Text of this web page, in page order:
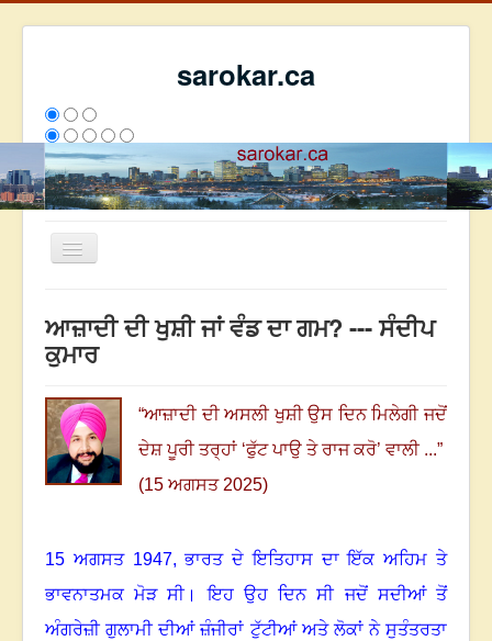
sarokar.ca
Toggle
ਰਚਨਾਵਾਂ
ਸੰਪਰਕ
We have 122 guests and no members online
2796101
ਇਸ ਹਫਤੇ23535
ਆਜ਼ਾਦੀ ਦੀ ਖੁਸ਼ੀ ਜਾਂ ਵੰਡ ਦਾ ਗਮ? --- ਸੰਦੀਪ
ਕੁਮਾਰ
“ਆਜ਼ਾਦੀ ਦੀ ਅਸਲੀ ਖੁਸ਼ੀ ਉਸ ਦਿਨ ਮਿਲੇਗੀ ਜਦੋਂ
ਦੇਸ਼ ਪੂਰੀ ਤਰ੍ਹਾਂ ‘ਫੁੱਟ ਪਾਉ ਤੇ ਰਾਜ ਕਰੋ’ ਵਾਲੀ ...”
(15 ਅਗਸਤ 2025)
15 ਅਗਸਤ 1947,ਭਾਰਤ ਦੇ ਇਤਿਹਾਸ ਦਾ ਇੱਕ ਅਹਿਮ ਤੇ
ਭਾਵਨਾਤਮਕ ਮੋੜ ਸੀ। ਇਹ ਉਹ ਦਿਨ ਸੀ ਜਦੋਂ ਸਦੀਆਂ ਤੋਂ
ਅੰਗਰੇਜ਼ੀ ਗੁਲਾਮੀ ਦੀਆਂ ਜ਼ੰਜੀਰਾਂ ਟੁੱਟੀਆਂ ਅਤੇ ਲੋਕਾਂ ਨੇ ਸੁਤੰਤਰਤਾ